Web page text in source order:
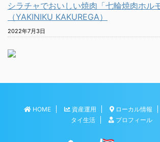
シラチャでおいしい焼肉「七輪焼肉ホル
（YAKINIKU KAKUREGA）
2022年7月3日
HOME 資産運用 ローカル情報
タイ生活
プロフィール